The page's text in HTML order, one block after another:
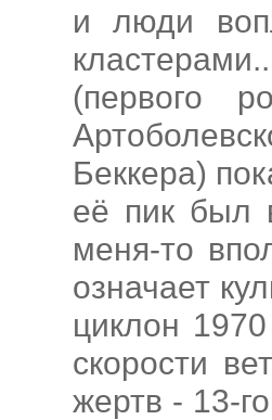
и люди
(первого
Беккера)
её пик был
меня-то
означает
циклон
скорости
жертв - 13-